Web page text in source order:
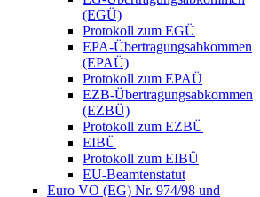
(EGÜ)
Protokoll zum EGÜ
EPA-Übertragungsabkommen
(EPAÜ)
Protokoll zum EPAÜ
EZB-Übertragungsabkommen
(EZBÜ)
Protokoll zum EZBÜ
EIBÜ
Protokoll zum EIBÜ
EU-Beamtenstatut
Euro VO (EG) Nr. 974/98 und